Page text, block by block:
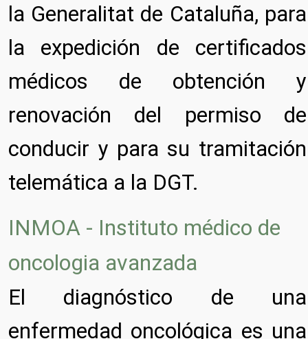
la Generalitat de Cataluña, para
la expedición de certificados
médicos de obtención y
renovación del permiso de
conducir y para su tramitación
telemática a la DGT.
INMOA - Instituto médico de
oncologia avanzada
El diagnóstico de una
enfermedad oncológica es una